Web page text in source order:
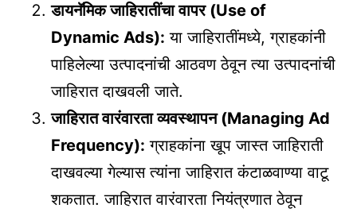
डायनॅमिक जाहिरातींचा वापर (Use of
Dynamic Ads): या जाहिरातींमध्ये, ग्राहकांनी
पाहिलेल्या उत्पादनांची आठवण ठेवून त्या उत्पादनांची
जाहिरात दाखवली जाते.
जाहिरात वारंवारता व्यवस्थापन (Managing Ad
Frequency): ग्राहकांना खूप जास्त जाहिराती
दाखवल्या गेल्यास त्यांना जाहिरात कंटाळवाण्या वाटू
शकतात. जाहिरात वारंवारता नियंत्रणात ठेवून